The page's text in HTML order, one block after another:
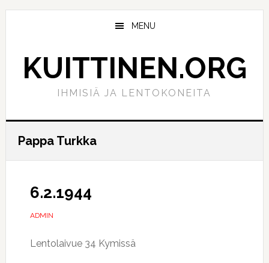
Hyppää
Hyppää
MENU
KUITTINEN.ORG
IHMISIÄ JA LENTOKONEITA
Pappa Turkka
6.2.1944
ADMIN
Lentolaivue 34 Kymissä